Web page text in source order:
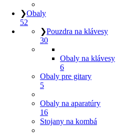
❯Obaly
52
❯Pouzdra na klávesy
30
Obaly na klávesy
6
Obaly pre gitary
5
Obaly na aparatúry
16
Stojany na kombá